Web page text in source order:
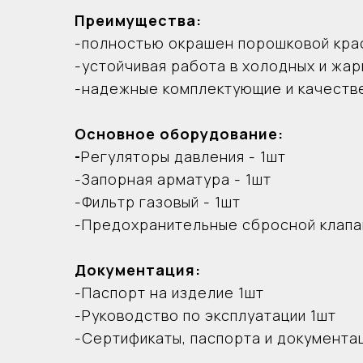
Регулятор давления газа
Диапазон входных давлений, МПа
Пропускная способность, м3/ч, при входном
0,2
0,3
0,4
0,5
0,6
Диапазон настройки срабатывания:
при повышении выходного давления,
кПа
Давление начала срабатывания
сбросного клапана, кПа
Габаритные размеры, мм:
длина
168
ширина
Преимущества:
-полностью окрашен порошковой
-устойчивая работа в холодных и
-надежные комплектующие и
Основное оборудование:
-Регуляторы давления - 1шт
-Запорная арматура - 1шт
-Фильтр газовый - 1шт
-Предохранительные сбросной
Документация:
-Паспорт на изделие 1шт
-Руководство по эксплуатации 1шт
-Сертификаты, паспорта и